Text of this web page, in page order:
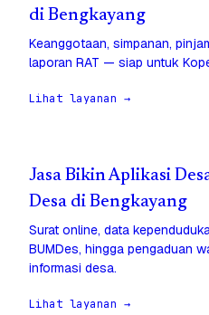
di Bengkayang
Keanggotaan, simpanan,
laporan RAT — siap untuk
Lihat layanan →
Jasa Bikin Aplikasi
Desa di Bengkayang
Surat online, data
BUMDes, hingga pengaduan
informasi desa.
Lihat layanan →